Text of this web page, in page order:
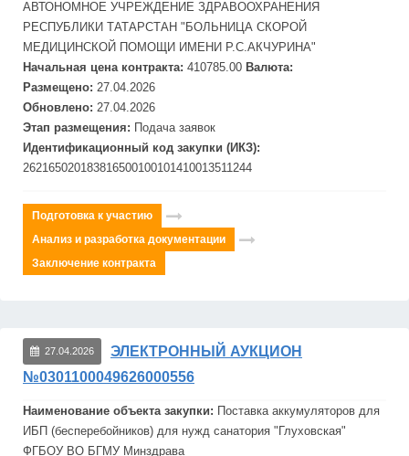
АВТОНОМНОЕ УЧРЕЖДЕНИЕ ЗДРАВООХРАНЕНИЯ
РЕСПУБЛИКИ ТАТАРСТАН "БОЛЬНИЦА СКОРОЙ
МЕДИЦИНСКОЙ ПОМОЩИ ИМЕНИ Р.С.АКЧУРИНА"
Начальная цена контракта: 410785.00 Валюта:
Размещено: 27.04.2026
Обновлено: 27.04.2026
Этап размещения: Подача заявок
Идентификационный код закупки (ИКЗ):
262165020183816500100101410013511244
Подготовка к участию
Анализ и разработка документации
Заключение контракта
27.04.2026
ЭЛЕКТРОННЫЙ АУКЦИОН
№0301100049626000556
Наименование объекта закупки: Поставка аккумуляторов для
ИБП (бесперебойников) для нужд санатория "Глуховская"
ФГБОУ ВО БГМУ Минздрава